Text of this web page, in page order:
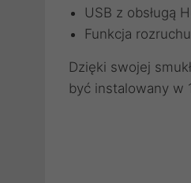
USB z obsługą
Funkcja
Dzięki swojej
być instalowany w